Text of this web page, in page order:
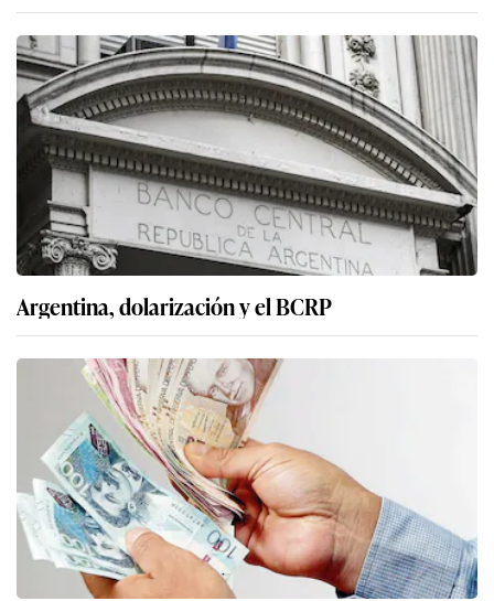
Argentina, dolarización y el BCRP